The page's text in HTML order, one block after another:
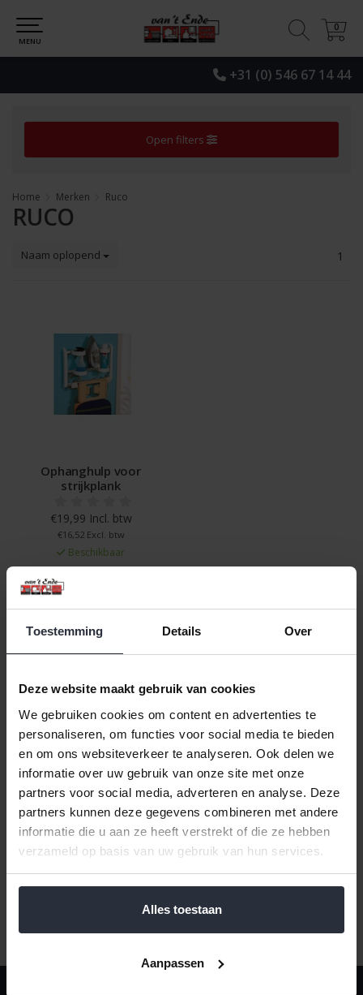
Toestemming Details Over
Deze website maakt gebruik van cookies
We gebruiken cookies om content en advertenties te
personaliseren, om functies voor social media te bieden
en om ons websiteverkeer te analyseren. Ook delen we
informatie over uw gebruik van onze site met onze
partners voor social media, adverteren en analyse. Deze
partners kunnen deze gegevens combineren met andere
informatie die u aan ze heeft verstrekt of die ze hebben
verzameld op basis van uw gebruik van hun services.
Alles toestaan
Aanpassen
+31 (0) 546 67 14 44
0
0
MENU
Open filters
Home Merken Ruco
RUCO
Naam oplopend 1
Ophanghulp voor
strijkplank
€19,99 Incl. btw
€16,52 Excl. btw
Beschikbaar
In winkelwagen
Veilig achteraf betalen, tot 14 dagen na aankoop
Gratis verzending vanaf €60,=
Naam oplopend